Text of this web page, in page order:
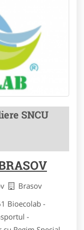
SNCU
Brasov
Bioecolab -
-